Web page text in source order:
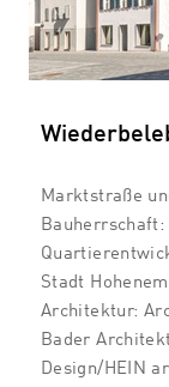
Marktstraße
Bauherrschaft:
Stadt
Architektur:
Bader
Design/HEIN